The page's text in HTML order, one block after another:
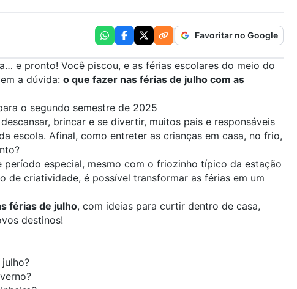
Favoritar no Google
… e pronto! Você piscou, e as férias escolares do meio do
a dúvida: o que fazer nas férias de julho com as
o segundo semestre de 2025
brincar e se divertir, muitos pais e responsáveis
escola. Afinal, como entreter as crianças em casa, no frio,
especial, mesmo com o friozinho típico da estação
de criatividade, é possível transformar as férias em um
férias de julho, com ideias para curtir dentro de casa,
destinos!